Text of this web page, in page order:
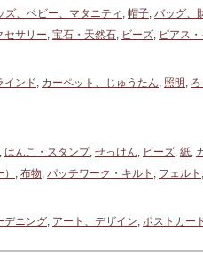
ズ、ベビー、マタニティ , 帽子, バッグ、
セサリー, 宝石・天然石, ビーズ, ピアス
インド, カーペット、じゅうたん, 照明 ,
, はんこ・スタンプ, せっけん, ビーズ, 紙,
, 布物, パッチワーク・キルト , フェルト ,
デニング, アート、デザイン, ポストカー